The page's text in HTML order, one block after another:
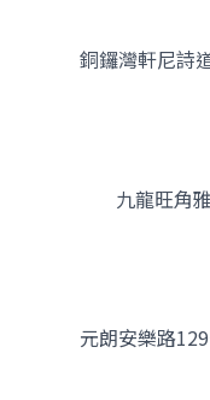
銅鑼灣軒尼詩
九龍旺角
元朗安樂路